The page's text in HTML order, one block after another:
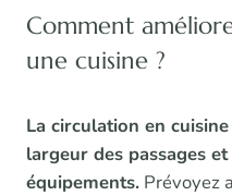
Comment
une cuisine ?
La circulation en
largeur des passages
équipements. Prévoyez